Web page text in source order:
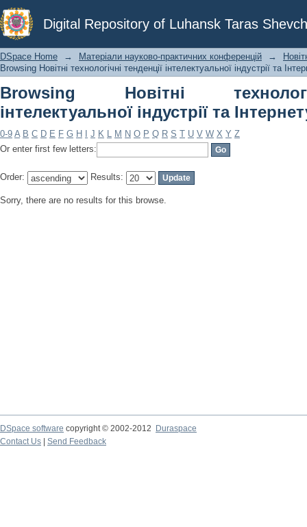
Digital Repository of Luhansk Taras
Browsing Новітні технологічні
речей by Author
DSpace Home → Матеріали науково-практичних конференцій →
Browsing Новітні технологічні тенденції інтелектуальної індустрії та
Browsing Новітні
інтелектуальної індустрії та
0-9 A B C D E F G H J K L M N O P Q R S T U V W X Y Z
Or enter first few letters:
Order: Results:
Sorry, there are no results for this browse.
DSpace software copyright © 2002-2012
Duraspace
Contact Us
Send Feedback